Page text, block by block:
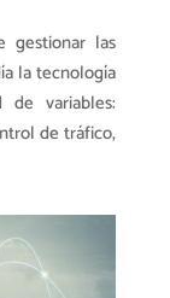
gestionar las
la tecnología
variables:
de tráfico,